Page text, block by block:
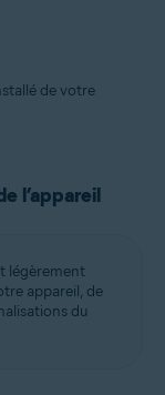
de votre
l’appareil
légèrement
appareil, de
du